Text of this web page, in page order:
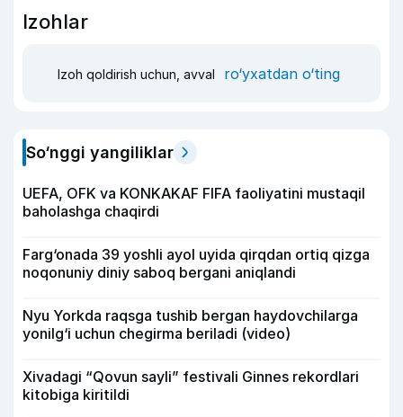
Izohlar
Izoh qoldirish uchun, avval ro‘yxatdan o‘ting
So‘nggi yangiliklar
UEFA, OFK va KONKAKAF FIFA faoliyatini mustaqil
baholashga chaqirdi
Farg‘onada 39 yoshli ayol uyida qirqdan ortiq qizga
noqonuniy diniy saboq bergani aniqlandi
Nyu Yorkda raqsga tushib bergan haydovchilarga
yonilg‘i uchun chegirma beriladi (video)
Xivadagi “Qovun sayli” festivali Ginnes rekordlari
kitobiga kiritildi